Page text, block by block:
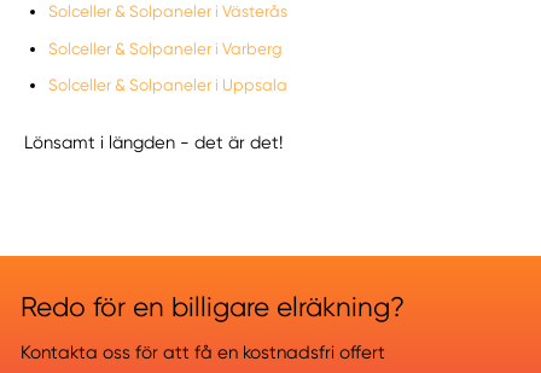
Solceller & Solpaneler i Västerås
Solceller & Solpaneler i Varberg
Solceller & Solpaneler i Uppsala
Lönsamt i längden - det är det!
Redo för en billigare elräkning?
Kontakta oss för att få en kostnadsfri offert